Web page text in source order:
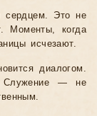
сердцем. Это не
Моменты, когда
исчезают.
диалогом.
Служение — не